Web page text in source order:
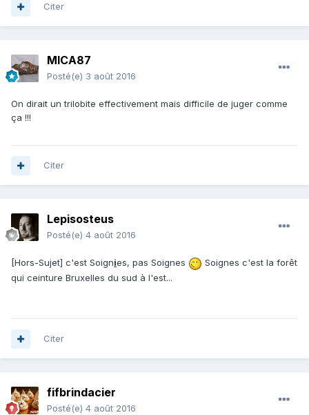
Citer
MICA87
Posté(e) 3 août 2016
On dirait un trilobite effectivement mais difficile de juger comme
ça !!!
Citer
Lepisosteus
Posté(e) 4 août 2016
[Hors-Sujet] c'est Soignies, pas Soignes
Soignes c'est la forêt
qui ceinture Bruxelles du sud à l'est...
Citer
fifbrindacier
Posté(e) 4 août 2016